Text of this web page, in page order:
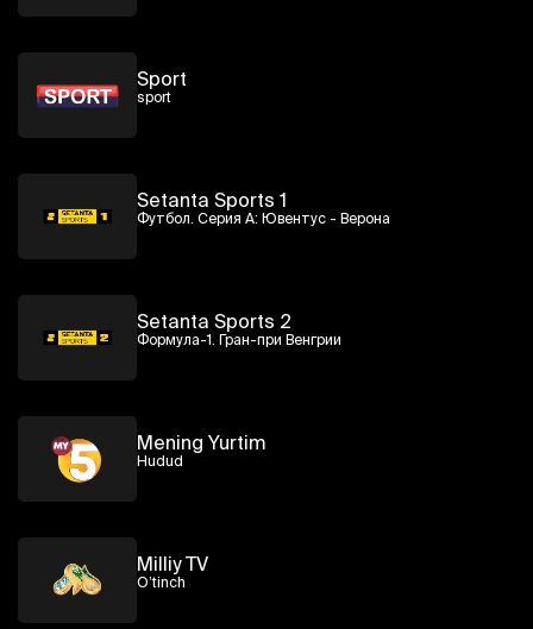
Sport
sport
Setanta Sports 1
Футбол. Серия А: Ювентус - Верона
Setanta Sports 2
Формула-1. Гран-при Венгрии
Mening Yurtim
Hudud
Milliy TV
O’tinch